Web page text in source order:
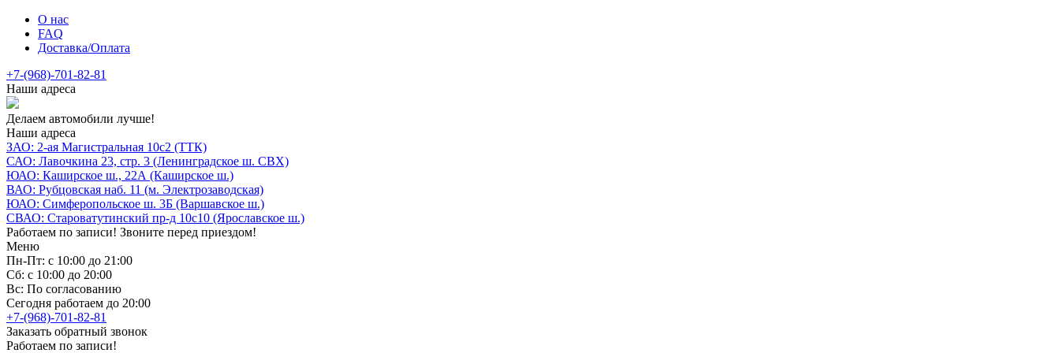
О нас
FAQ
Доставка/Оплата
+7-(968)-701-82-81
Наши адреса
Делаем автомобили лучше!
Наши адреса
ЗАО: 2-ая Магистральная 10с2 (ТТК)
САО: Лавочкина 23, стр. 3 (Ленинградское ш. СВХ)
ЮАО: Каширское ш., 22А (Каширское ш.)
ВАО: Рубцовская наб. 11 (м. Электрозаводская)
ЮАО: Симферопольское ш. 3Б (Варшавское ш.)
СВАО: Староватутинский пр-д 10с10 (Ярославское ш.)
Работаем по записи! Звоните перед приездом!
Меню
Пн-Пт: с 10:00 до 21:00
Сб: с 10:00 до 20:00
Вс: По согласованию
Сегодня работаем до 20:00
+7-(968)-701-82-81
Заказать обратный звонок
Работаем по записи!